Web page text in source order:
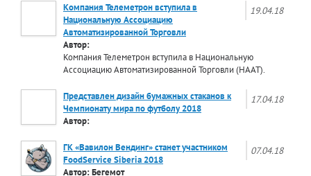
19.04.18
Компания Телеметрон вступила в
Национальную Ассоциацию
Автоматизированной Торговли
Автор:
Компания Телеметрон вступила в Национальную
Ассоциацию Автоматизированной Торговли (НААТ).
17.04.18
Представлен дизайн бумажных стаканов к
Чемпионату мира по футболу 2018
Автор:
07.04.18
ГК «Вавилон Вендинг» станет участником
FoodService Siberia 2018
Автор: Бегемот